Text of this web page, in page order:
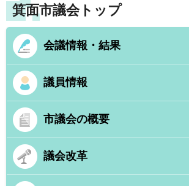
箕面市議会トップ
会議情報・結果
議員情報
市議会の概要
議会改革